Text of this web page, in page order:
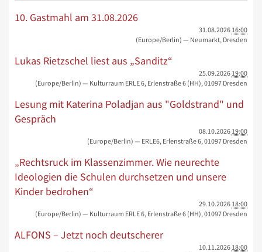
10. Gastmahl am 31.08.2026
31.08.2026 16:00
(Europe/Berlin) — Neumarkt, Dresden
Lukas Rietzschel liest aus „Sanditz“
25.09.2026 19:00
(Europe/Berlin) — Kulturraum ERLE 6, Erlenstraße 6 (HH), 01097 Dresden
Lesung mit Katerina Poladjan aus "Goldstrand" und
Gespräch
08.10.2026 19:00
(Europe/Berlin) — ERLE6, Erlenstraße 6, 01097 Dresden
„Rechtsruck im Klassenzimmer. Wie neurechte
Ideologien die Schulen durchsetzen und unsere
Kinder bedrohen“
29.10.2026 18:00
(Europe/Berlin) — Kulturraum ERLE 6, Erlenstraße 6 (HH), 01097 Dresden
ALFONS – Jetzt noch deutscherer
10.11.2026 18:00